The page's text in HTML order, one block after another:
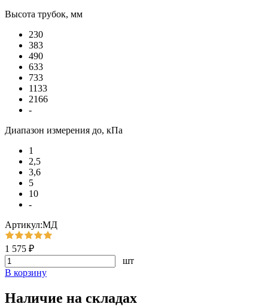
Высота трубок, мм
230
383
490
633
733
1133
2166
-
Диапазон измерения до, кПа
1
2,5
3,6
5
10
-
Артикул:МД
1 575 ₽
шт
В корзину
Наличие на складах